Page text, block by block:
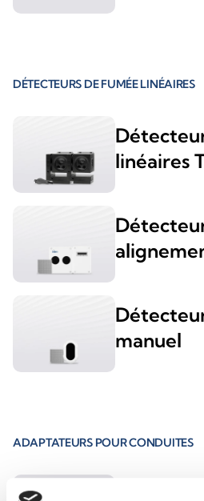
DÉTECTEURS DE FUMÉE LINÉAIRES
linéaires
manuel
ADAPTATEURS POUR CONDUITES